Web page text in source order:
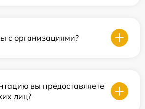
с организациями?
вы предоставляете
лиц?